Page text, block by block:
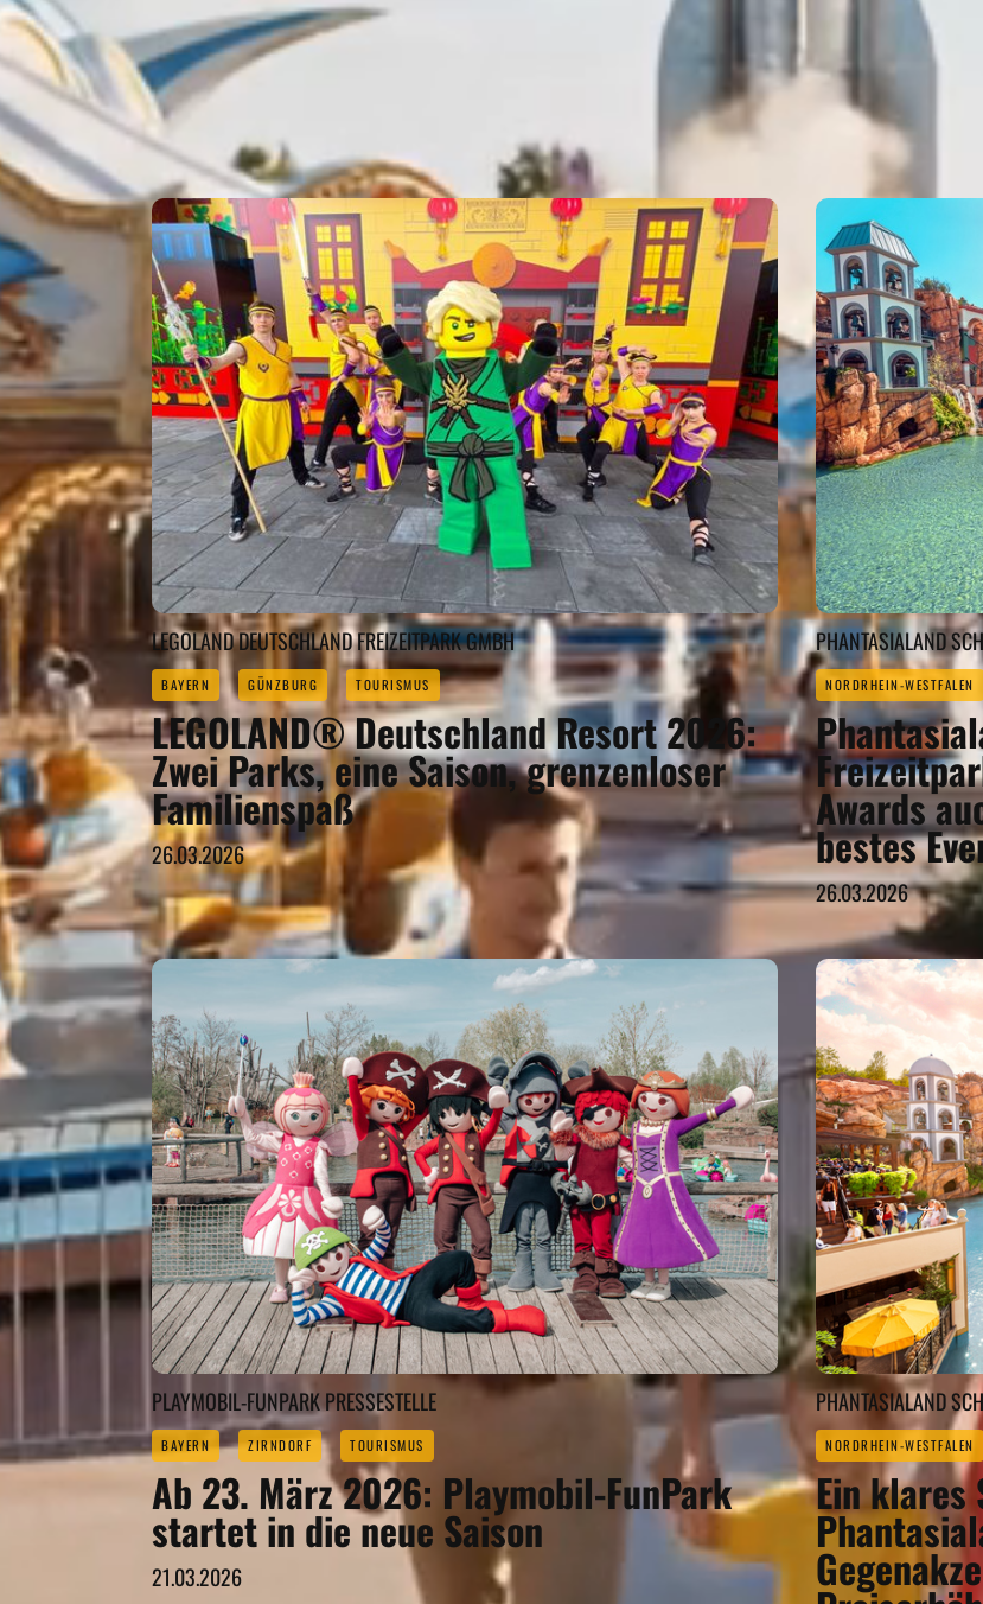
GUT ZU WISSEN...
Eigene Pressemitteilung kostenlos
LEGOLAND DEUTSCHLAND FREIZEITPARK GMBH
BAYERN GÜNZBURG TOURISMUS
LEGOLAND® Deutschland Resort 2026:
Zwei Parks, eine Saison, grenzenloser
Familienspaß
26.03.2026
PHANTASIALAND
NORDRHEIN-WESTFALEN
Awards
bestes
26.03.2026
PLAYMOBIL-FUNPARK PRESSESTELLE
BAYERN ZIRNDORF TOURISMUS
Ab 23. März 2026: Playmobil-FunPark
startet in die neue Saison
21.03.2026
PHANTASIALAND
NORDRHEIN-WESTFALEN
Ein klares